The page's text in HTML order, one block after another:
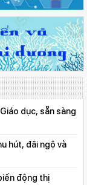
dục, sẵn sàng
hút, đãi ngộ và
động thị